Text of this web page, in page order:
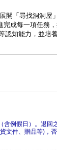
例假日）。退回
文件、贈品等)，否